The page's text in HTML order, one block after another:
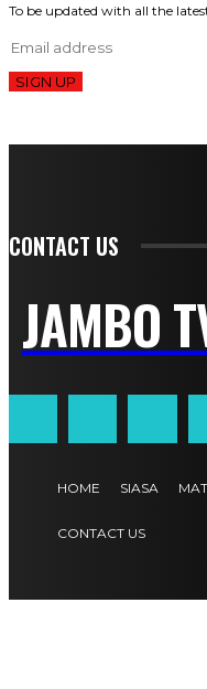
To be updated with all the
SIGN UP
CONTACT US
JAMBO
HOME SIASA
CONTACT US